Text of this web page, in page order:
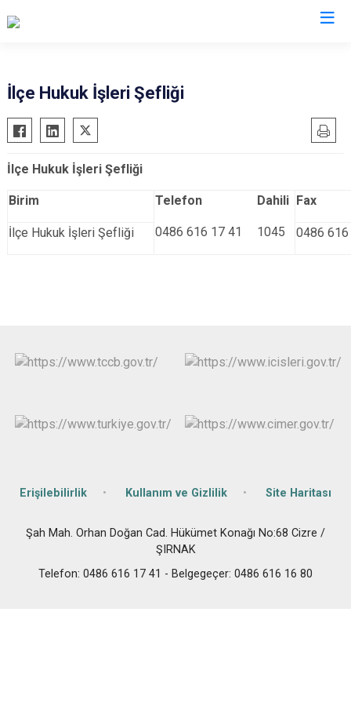
Beytüşşebap
Cizre
Güçlükonak
İdil
İlçe Hukuk İşleri Şefliği
İlçe Hukuk İşleri Şefliği
Birim Telefon Dahili Fax
İlçe Hukuk İşleri Şefliği 0486 616 17 41 1045 0486
Erişilebilirlik Kullanım ve Gizlilik Site Haritası
Şah Mah. Orhan Doğan Cad. Hükümet Konağı No:68 Cizre /
ŞIRNAK
Telefon: 0486 616 17 41 - Belgegeçer: 0486 616 16 80